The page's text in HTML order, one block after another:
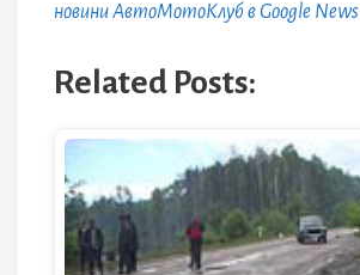
новини АвтоМотоКлуб в Google News
Related Posts: